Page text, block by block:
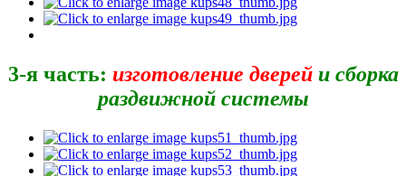
3-я часть: изготовление дверейи сборка
раздвижной системы